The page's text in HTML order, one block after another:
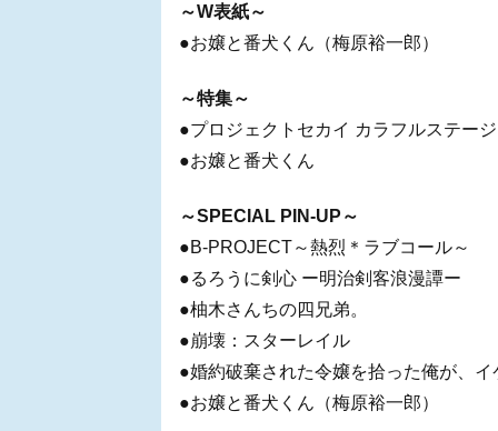
～W表紙～
●お嬢と番犬くん（梅原裕一郎）
～特集～
●プロジェクトセカイ カラフルステー
●お嬢と番犬くん
～SPECIAL PIN-UP～
●B-PROJECT～熱烈＊ラブコール～
●るろうに剣心 ー明治剣客浪漫譚ー
●柚木さんちの四兄弟。
●崩壊：スターレイル
●婚約破棄された令嬢を拾った俺が、
●お嬢と番犬くん（梅原裕一郎）